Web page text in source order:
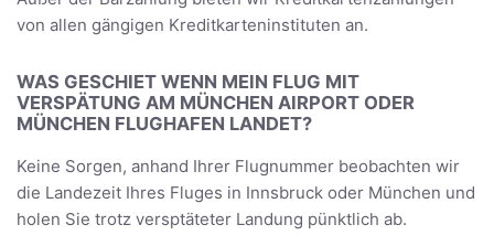
von allen gängigen Kreditkarteninstituten an.
WAS GESCHIET WENN MEIN FLUG MIT
VERSPÄTUNG AM MÜNCHEN AIRPORT ODER
MÜNCHEN FLUGHAFEN LANDET?
Keine Sorgen, anhand Ihrer Flugnummer beobachten wir
die Landezeit Ihres Fluges in Innsbruck oder München und
holen Sie trotz versptäteter Landung pünktlich ab.